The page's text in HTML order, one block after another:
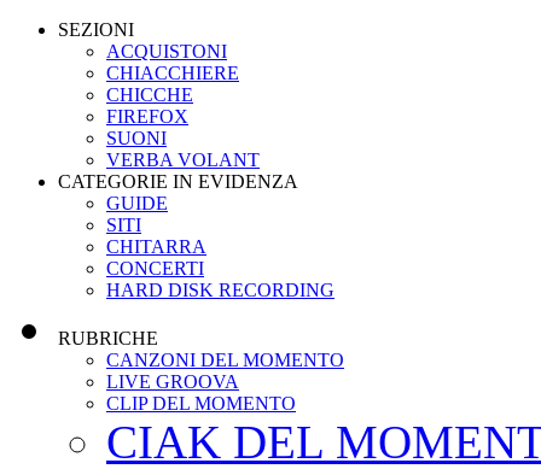
SEZIONI
ACQUISTONI
CHIACCHIERE
CHICCHE
FIREFOX
SUONI
VERBA VOLANT
CATEGORIE IN EVIDENZA
GUIDE
SITI
CHITARRA
CONCERTI
HARD DISK RECORDING
RUBRICHE
CANZONI DEL MOMENTO
LIVE GROOVA
CLIP DEL MOMENTO
CIAK DEL